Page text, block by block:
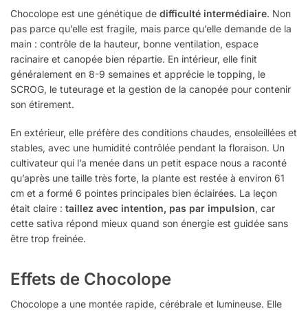
Chocolope est une génétique de difficulté intermédiaire. Non
pas parce qu’elle est fragile, mais parce qu’elle demande de la
main : contrôle de la hauteur, bonne ventilation, espace
racinaire et canopée bien répartie. En intérieur, elle finit
généralement en 8-9 semaines et apprécie le topping, le
SCROG, le tuteurage et la gestion de la canopée pour contenir
son étirement.
En extérieur, elle préfère des conditions chaudes, ensoleillées et
stables, avec une humidité contrôlée pendant la floraison. Un
cultivateur qui l’a menée dans un petit espace nous a raconté
qu’après une taille très forte, la plante est restée à environ 61
cm et a formé 6 pointes principales bien éclairées. La leçon
était claire : taillez avec intention, pas par impulsion, car
cette sativa répond mieux quand son énergie est guidée sans
être trop freinée.
Effets de Chocolope
Chocolope a une montée rapide, cérébrale et lumineuse. Elle